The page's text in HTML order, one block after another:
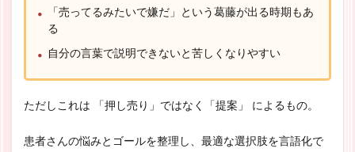
「売ってるみたいで嫌だ」という葛藤が出る時期もあ
る
自分の言葉で説明できないと苦しくなりやすい
ただしこれは 「押し売り」ではなく「提案」 によるもの。
患者さんの悩みとゴールを整理し、最適な選択肢を言語化で